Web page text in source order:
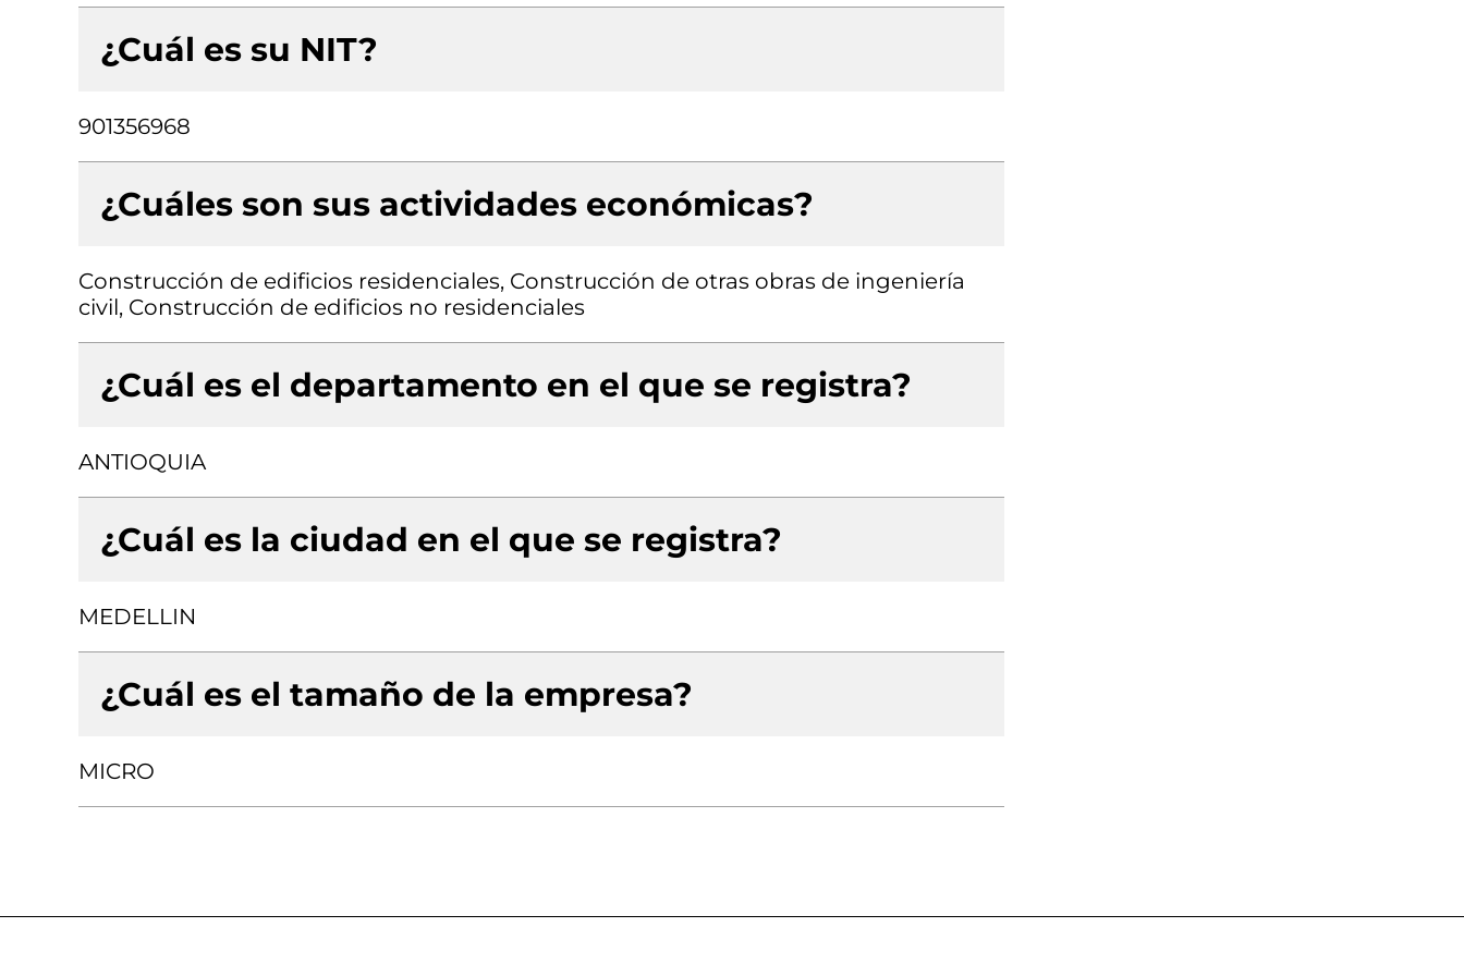
¿Cuál es su NIT?
901356968
¿Cuáles son sus actividades económicas?
Construcción de edificios residenciales, Construcción de otras obras de ingeniería
civil, Construcción de edificios no residenciales
¿Cuál es el departamento en el que se registra?
ANTIOQUIA
¿Cuál es la ciudad en el que se registra?
MEDELLIN
¿Cuál es el tamaño de la empresa?
MICRO